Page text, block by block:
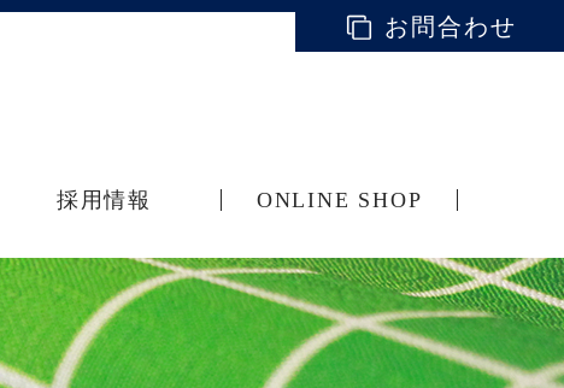
お問合わせ
採用情報 ONLINE SHOP